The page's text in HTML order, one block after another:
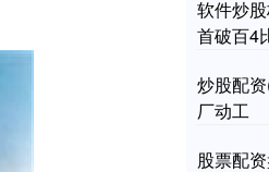
软件炒
首破百4
炒股配
厂动工
股票配